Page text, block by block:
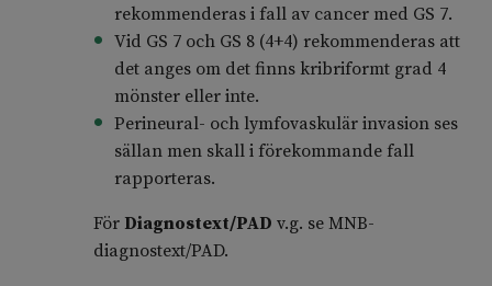
rekommenderas i fall av cancer med GS 7.
Vid GS 7 och GS 8 (4+4) rekommenderas att
det anges om det finns kribriformt grad 4
mönster eller inte.
Perineural- och lymfovaskulär invasion ses
sällan men skall i förekommande fall
rapporteras.
För Diagnostext/PAD v.g. se MNB-
diagnostext/PAD.